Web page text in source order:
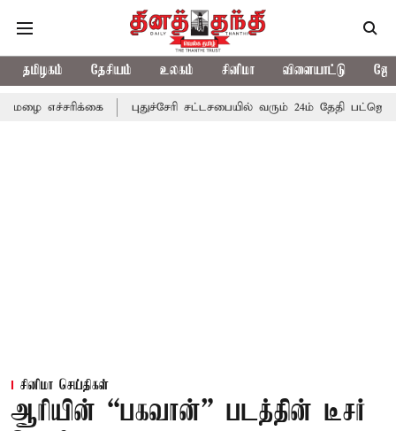
தமிழகம் தேசியம் உலகம் சினிமா விளையாட்டு
புதுச்சேரி சட்டசபையில் வரும் 24ம் தேதி பட்ஜெட் தாக்கல்
சினிமா செய்திகள்
ஆரியின் “பகவான்” படத்தின் டீசர்